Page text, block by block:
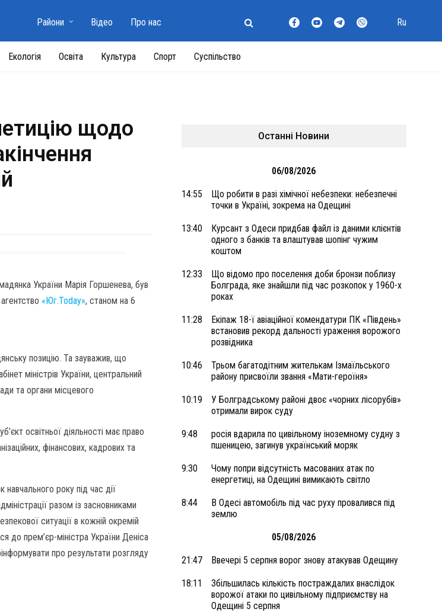
Екологія Освіта Культура Спорт Суспільство
Райони Відео Про нас Ru
щодо
України Марія Горшенева, був
«Юг.Today», станом на 6
позицію. Та зауважив, що
міністрів України, центральний
та органи місцевого
освітньої діяльності має право
фінансових, кадрових та
року під час дії
разом із засновниками
ситуації в кожній окремій
до прем’єр-міністра України Деніса
про результати розгляду
Останні Новини
06/08/2026
14:55
Що робити в разі хімічної небезпеки: небезпечні
точки в Україні, зокрема на Одещині
13:40
Курсант з Одеси придбав файл із даними клієнтів
одного з банків та влаштував шопінг чужим
коштом
12:33
Що відомо про поселення доби бронзи поблизу
Болграда, яке знайшли під час розкопок у 1960-х
роках
11:28
Екіпаж 18-ї авіаційної комендатури ПК «Південь»
встановив рекорд дальності ураження ворожого
розвідника
10:46
Трьом багатодітним жителькам Ізмаїльського
району присвоїли звання «Мати-героїня»
10:19
У Болградському районі двоє «чорних лісорубів»
отримали вирок суду
9:48
росія вдарила по цивільному іноземному судну з
пшеницею, загинув український моряк
9:30
Чому попри відсутність масованих атак по
енергетиці, на Одещині вимикають світло
8:44
В Одесі автомобіль під час руху провалився під
землю
05/08/2026
21:47 Ввечері 5 серпня ворог знову атакував Одещину
18:11
Збільшилась кількість постраждалих внаслідок
ворожої атаки по цивільному підприємству на
Одещині 5 серпня